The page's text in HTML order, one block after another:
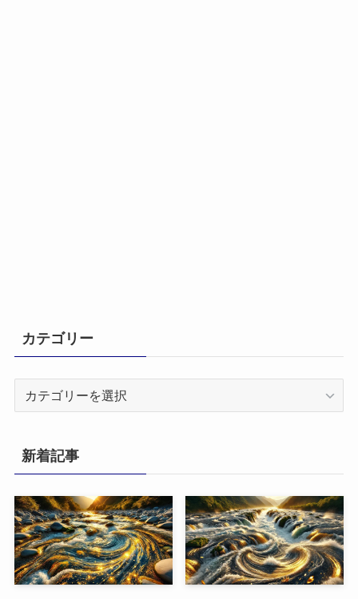
カテゴリー
リ
ー
新着記事